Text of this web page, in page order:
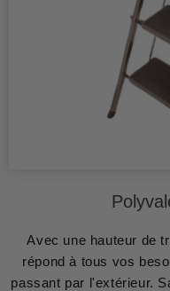
Avec une hauteur de
répond à tous vos
passant par l'extérieur.